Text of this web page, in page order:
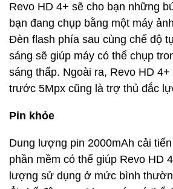
Revo HD 4+ sẽ cho bạn những
bạn đang chụp bằng một máy
Đèn flash phía sau cùng chế độ
sáng sẽ giúp máy có thể chụp
sáng thấp. Ngoài ra, Revo HD
trước 5Mpx cũng là trợ thủ đắc
Pin khỏe
Dung lượng pin 2000mAh cải
phần mềm có thể giúp Revo HD
lượng sử dụng ở mức bình